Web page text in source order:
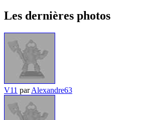
Les dernières photos
V11 parAlexandre63